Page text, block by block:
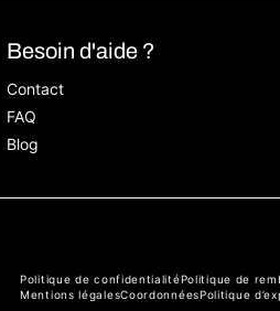
Besoin d'aide ?
Contact
FAQ
Blog
Politique de confidentialitéPolitique de
Mentions légalesCoordonnéesPolitique